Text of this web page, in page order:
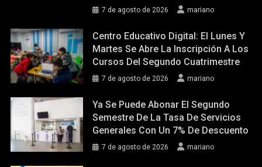
7 de agosto de 2026 mariano
Centro Educativo Digital: El Lunes Y
Martes Se Abre La Inscripción A Los
Cursos Del Segundo Cuatrimestre
7 de agosto de 2026 mariano
Ya Se Puede Abonar El Segundo
Semestre De La Tasa De Servicios
Generales Con Un 7% De Descuento
7 de agosto de 2026 mariano